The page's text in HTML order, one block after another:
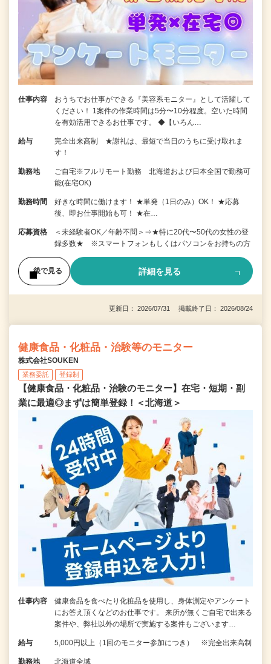
仕事内容
おうちでお仕事ができる『美容系モニター』として活躍して
ください！ 1案件の作業時間は5分〜10分程度。空いた時間
を有効活用できるお仕事です。 ◆【いろん…
給与
完全出来高制 ★謝礼は、最短で当日のうちに受け取れま
す！
勤務地
ご自宅※フルリモート勤務 北海道および日本全国で勤務可
能(在宅OK)
勤務時間
好きな時間に働けます！ ★単発（1日のみ）OK！ ★応募
後、即お仕事開始も可！ ★在…
応募資格
＜未経験者OK／年齢不問＞⇒★特に20代〜50代の女性の登
録多数★ ※スマートフォンもしくはパソコンをお持ちの方
後で見る 詳細を見る
更新日： 2026/07/31 掲載終了日： 2026/08/24
健康食品・化粧品・治験等のモニター
株式会社SOUKEN
業務委託 登録制
【健康食品・化粧品・治験のモニター】在宅・短期・副
業に最適◎まずは簡単登録！＜北海道＞
仕事内容
健康食品を食べたり化粧品を使用し、身体測定やアンケート
にお答え頂くなどのお仕事です。 来所が無くご自宅で出来る
案件や、弊社以外の場所で実施する案件もございます…
給与 5,000円以上（1回のモニター参加につき） ※完全出来高制
勤務地 北海道全域